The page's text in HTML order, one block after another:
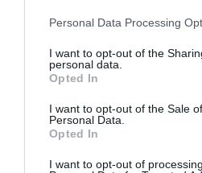
Please note that this website/app
not limited to your visit or usage
grant or deny consent to Google
use your data for below specified
consent section.
Personal Data Processing
I want to opt-out of the
personal data.
Opted In
I want to opt-out of the Sale
Personal Data.
Opted In
I want to opt-out of
corte
7 Agosto